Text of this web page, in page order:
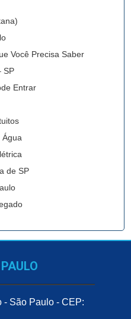
Você Precisa Saber
SP
Entrar
Água
de SP
- São Paulo - CEP: